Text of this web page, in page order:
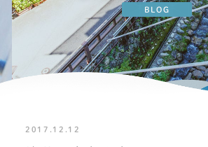
BLOG
2017.12.12